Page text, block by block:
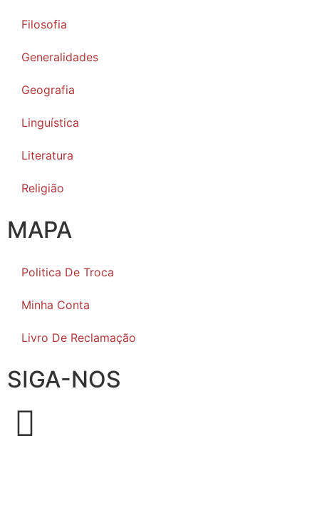
Filosofia
Generalidades
Geografia
Linguística
Literatura
Religião
MAPA
Politica De Troca
Minha Conta
Livro De Reclamação
SIGA-NOS